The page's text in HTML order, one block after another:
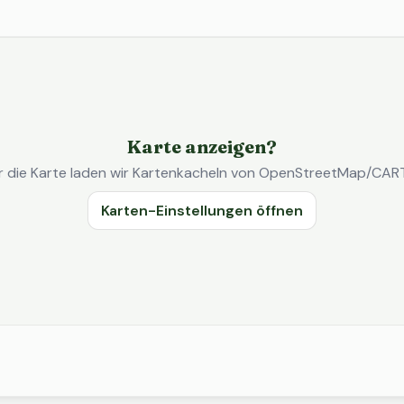
Karte anzeigen?
die Karte laden wir Kartenkacheln von OpenStreetMap/
Karten-Einstellungen öffnen